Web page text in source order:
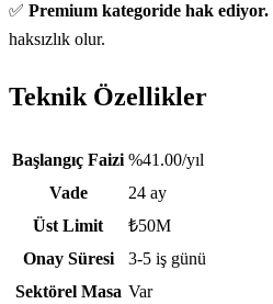
✅ Premium kategoride hak ediyor.
haksızlık olur.
Teknik Özellikler
Teknik özellikler
Başlangıç Faizi %41.00/yıl
Vade
24 ay
Üst Limit
₺50M
Onay Süresi
3-5 iş günü
Sektörel Masa Var